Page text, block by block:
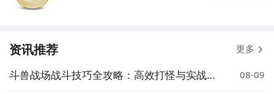
资讯推荐 更多
斗兽战场战斗技巧全攻略：高效打怪与实战策
08-09